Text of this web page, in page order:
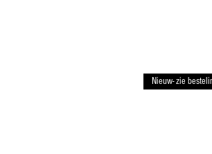
Nieuw- zie